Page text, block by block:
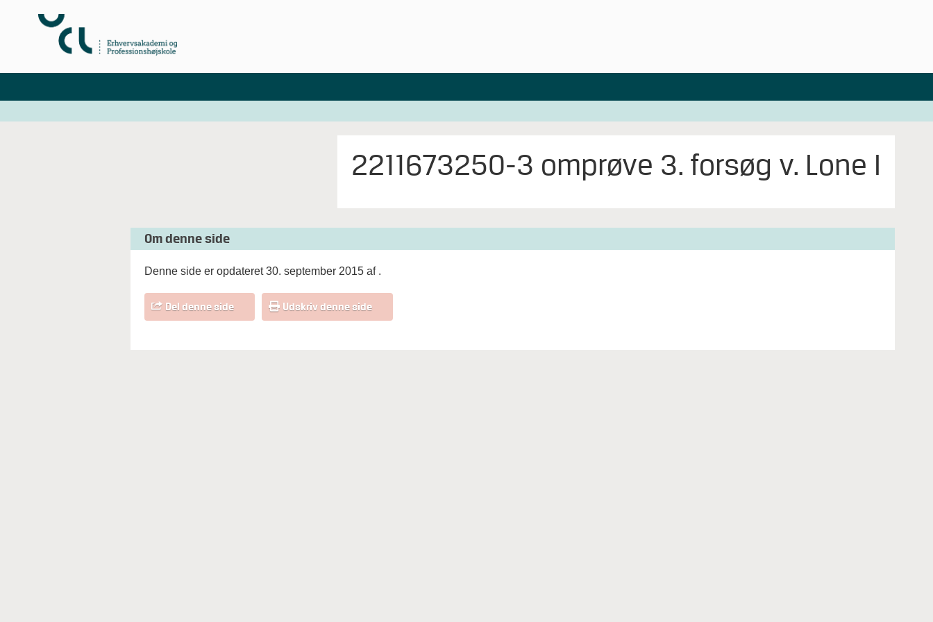
2211673250-3 omprøve 3. forsøg v. Lone I
Om denne side
Denne side er opdateret 30. september 2015 af .
Del denne side Udskriv denne side